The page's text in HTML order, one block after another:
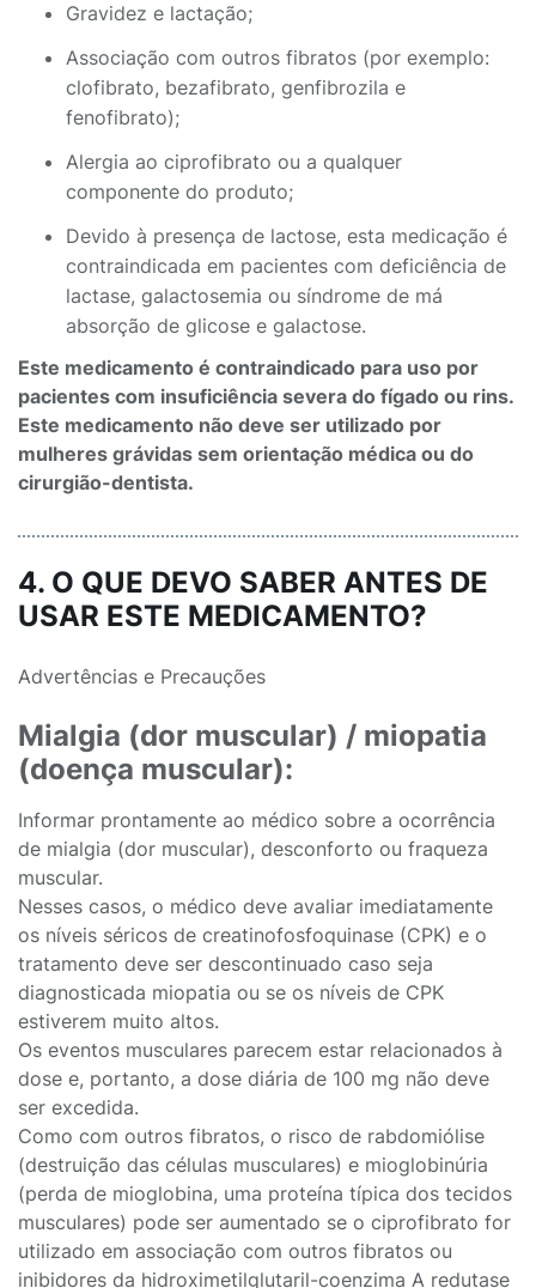
Gravidez e lactação;
Associação com outros fibratos (por exemplo:
clofibrato, bezafibrato, genfibrozila e
fenofibrato);
Alergia ao ciprofibrato ou a qualquer
componente do produto;
Devido à presença de lactose, esta medicação é
contraindicada em pacientes com deficiência de
lactase, galactosemia ou síndrome de má
absorção de glicose e galactose.
Este medicamento é contraindicado para uso por
pacientes com insuficiência severa do fígado ou rins.
Este medicamento não deve ser utilizado por
mulheres grávidas sem orientação médica ou do
cirurgião-dentista.
4. O QUE DEVO SABER ANTES DE
USAR ESTE MEDICAMENTO?
Advertências e Precauções
Mialgia (dor muscular) / miopatia
(doença muscular):
Informar prontamente ao médico sobre a ocorrência
de mialgia (dor muscular), desconforto ou fraqueza
muscular.
Nesses casos, o médico deve avaliar imediatamente
os níveis séricos de creatinofosfoquinase (CPK) e o
tratamento deve ser descontinuado caso seja
diagnosticada miopatia ou se os níveis de CPK
estiverem muito altos.
Os eventos musculares parecem estar relacionados à
dose e, portanto, a dose diária de 100 mg não deve
ser excedida.
Como com outros fibratos, o risco de rabdomiólise
(destruição das células musculares) e mioglobinúria
(perda de mioglobina, uma proteína típica dos tecidos
musculares) pode ser aumentado se o ciprofibrato for
utilizado em associação com outros fibratos ou
inibidores da hidroximetilglutaril-coenzima A redutase